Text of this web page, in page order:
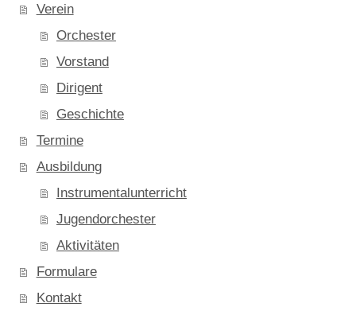
Verein
Orchester
Vorstand
Dirigent
Geschichte
Termine
Ausbildung
Instrumentalunterricht
Jugendorchester
Aktivitäten
Formulare
Kontakt